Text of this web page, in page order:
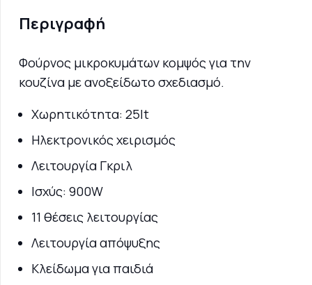
Περιγραφή
Φούρνος μικροκυμάτων κομψός για την
κουζίνα με ανοξείδωτο σχεδιασμό.
Χωρητικότητα: 25lt
Ηλεκτρονικός χειρισμός
Λειτουργία Γκριλ
Ισχύς: 900W
11 θέσεις λειτουργίας
Λειτουργία απόψυξης
Kλείδωμα για παιδιά